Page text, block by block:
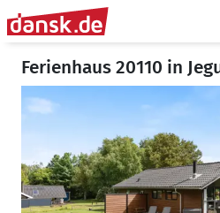
Ferienhaus 20110 in